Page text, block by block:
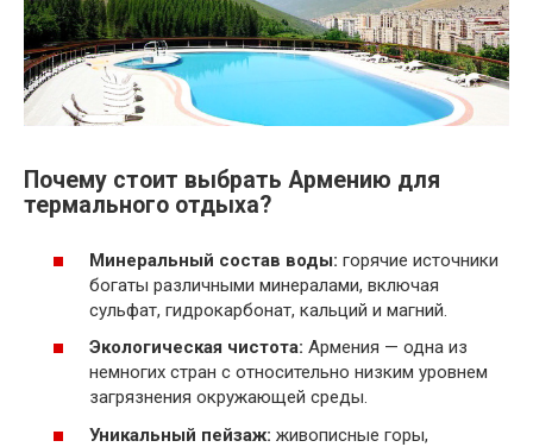
Почему стоит выбрать Армению для
термального отдыха?
Минеральный состав воды: горячие источники
богаты различными минералами, включая
сульфат, гидрокарбонат, кальций и магний.
Экологическая чистота: Армения — одна из
немногих стран с относительно низким уровнем
загрязнения окружающей среды.
Уникальный пейзаж: живописные горы,